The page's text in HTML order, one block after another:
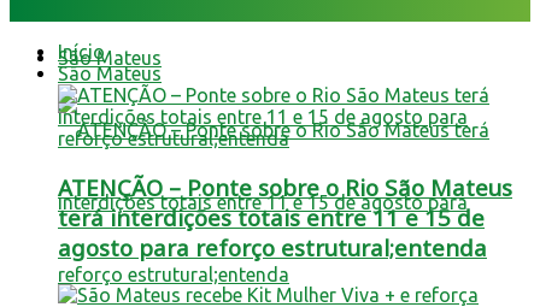
São Mateus
Início
São Mateus
ATENÇÃO – Ponte sobre o Rio São Mateus
terá interdições totais entre 11 e 15 de
agosto para reforço estrutural;entenda